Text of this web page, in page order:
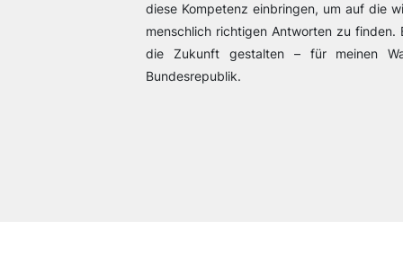
diese Kompetenz einbringen, um auf die
menschlich richtigen Antworten zu
die Zukunft gestalten – für meinen
Bundesrepublik.